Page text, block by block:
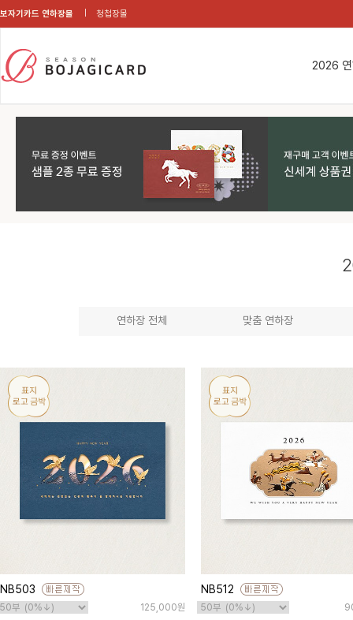
보자기카드 연하장몰 청첩장몰
2026
연하장 전체 맞춤 연하장
NB503
125,000원
NB512